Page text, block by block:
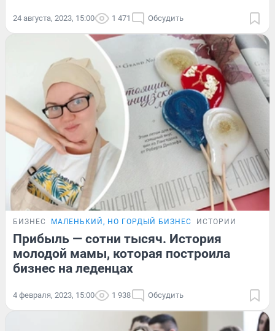
24 августа, 2023, 15:00 1 471 Обсудить
БИЗНЕС МАЛЕНЬКИЙ, НО ГОРДЫЙ БИЗНЕС ИСТОРИИ
Прибыль — сотни тысяч. История
молодой мамы, которая построила
бизнес на леденцах
4 февраля, 2023, 15:00 1 938 Обсудить